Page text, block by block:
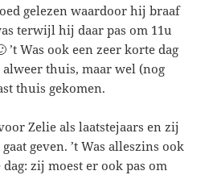
gelezen waardoor hij braaf
terwijl hij daar pas om 11u
’t Was ook een zeer korte dag
thuis, maar wel (nog
thuis gekomen.
Zelie als laatstejaars en zij
geven. ’t Was alleszins ook
zij moest er ook pas om